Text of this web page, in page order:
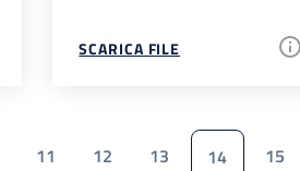
SCARICA FILE
11 12 13 14 15